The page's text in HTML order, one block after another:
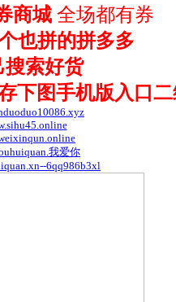
商城 全场都有券
也拼的拼多多
搜索好货
下图手机版入口
我爱你
6qq986b3xl